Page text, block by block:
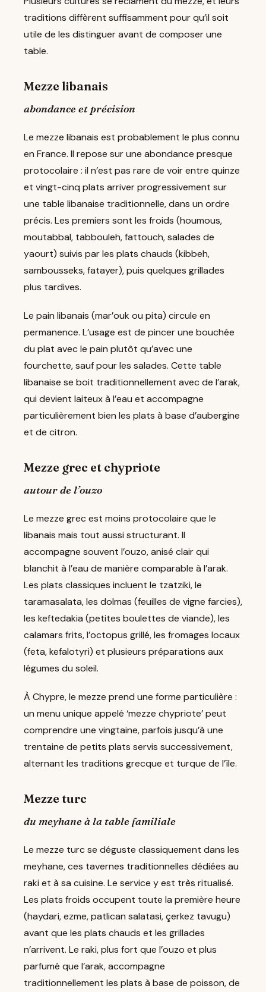
traditions diffèrent suffisamment pour qu’il soit
utile de les distinguer avant de composer une
table.
Mezze libanais
abondance et précision
Le mezze libanais est probablement le plus connu
en France. Il repose sur une abondance presque
protocolaire : il n’est pas rare de voir entre quinze
et vingt-cinq plats arriver progressivement sur
une table libanaise traditionnelle, dans un ordre
précis. Les premiers sont les froids (houmous,
moutabbal, tabbouleh, fattouch, salades de
yaourt) suivis par les plats chauds (kibbeh,
sambousseks, fatayer), puis quelques grillades
plus tardives.
Le pain libanais (mar’ouk ou pita) circule en
permanence. L’usage est de pincer une bouchée
du plat avec le pain plutôt qu’avec une
fourchette, sauf pour les salades. Cette table
libanaise se boit traditionnellement avec de l’arak,
qui devient laiteux à l’eau et accompagne
particulièrement bien les plats à base d’aubergine
et de citron.
Mezze grec et chypriote
autour de l’ouzo
Le mezze grec est moins protocolaire que le
libanais mais tout aussi structurant. Il
accompagne souvent l’ouzo, anisé clair qui
blanchit à l’eau de manière comparable à l’arak.
Les plats classiques incluent le tzatziki, le
taramasalata, les dolmas (feuilles de vigne farcies),
les keftedakia (petites boulettes de viande), les
calamars frits, l’octopus grillé, les fromages locaux
(feta, kefalotyri) et plusieurs préparations aux
légumes du soleil.
À Chypre, le mezze prend une forme particulière :
un menu unique appelé ‘mezze chypriote’ peut
comprendre une vingtaine, parfois jusqu’à une
trentaine de petits plats servis successivement,
alternant les traditions grecque et turque de l’île.
Mezze turc
du meyhane à la table familiale
Le mezze turc se déguste classiquement dans les
meyhane, ces tavernes traditionnelles dédiées au
raki et à sa cuisine. Le service y est très ritualisé.
Les plats froids occupent toute la première heure
(haydari, ezme, patlican salatasi, çerkez tavugu)
avant que les plats chauds et les grillades
n’arrivent. Le raki, plus fort que l’ouzo et plus
parfumé que l’arak, accompagne
traditionnellement les plats à base de poisson, de